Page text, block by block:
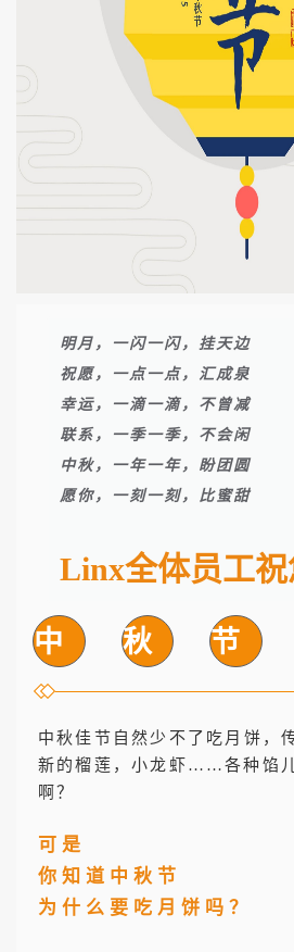
明月，一闪一闪，挂天边
祝愿，一点一点，汇成泉
幸运，一滴一滴，不曾减
联系，一季一季，不会闲
中秋，一年一年，盼团圆
愿你，一刻一刻，比蜜甜
Linx全体员工祝
中 秋 节
中秋佳节自然少不了吃月饼，
新的榴莲，小龙虾……各种馅
啊？
可是
你知道中秋节
为什么要吃月饼吗？